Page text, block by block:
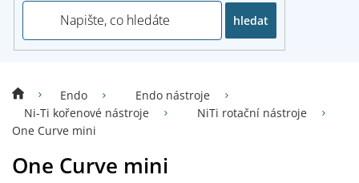
hledat
Endo
Endo nástroje
Ni-Ti kořenové nástroje
NiTi rotační nástroje
One Curve mini
One Curve mini